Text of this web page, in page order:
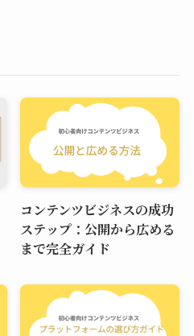
コンテンツビジネスの成功
ステップ：公開から広める
まで完全ガイド